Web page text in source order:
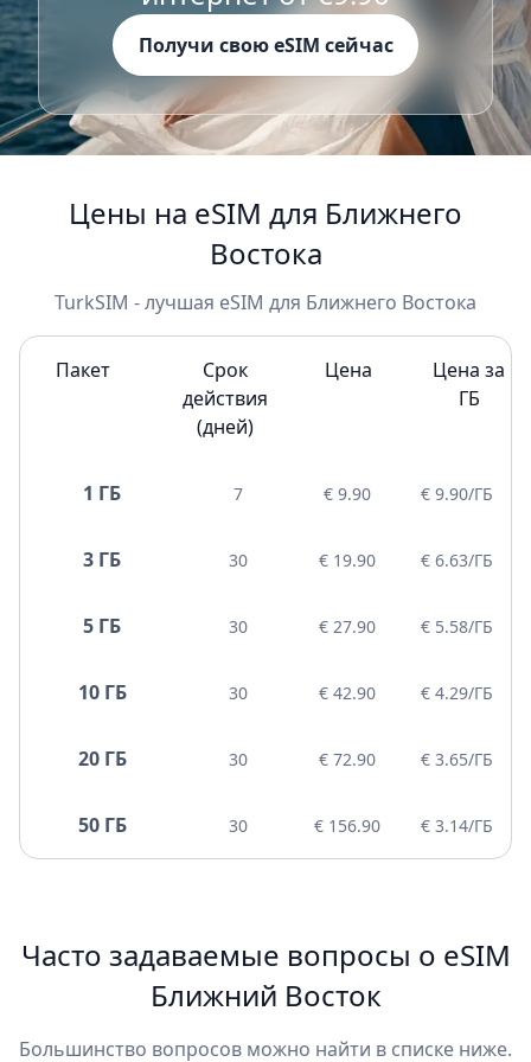
Получи свою eSIM сейчас
Цены на eSIM для Ближнего
Востока
TurkSIM - лучшая eSIM для Ближнего Востока
Пакет
Срок
действия
(дней)
Цена
Цена за
ГБ
1 ГБ 7 € 9.90 € 9.90/ГБ
3 ГБ 30 € 19.90 € 6.63/ГБ
5 ГБ 30 € 27.90 € 5.58/ГБ
10 ГБ 30 € 42.90 € 4.29/ГБ
20 ГБ 30 € 72.90 € 3.65/ГБ
50 ГБ 30 € 156.90 € 3.14/ГБ
Часто задаваемые вопросы о eSIM
Ближний Восток
Большинство вопросов можно найти в списке ниже.